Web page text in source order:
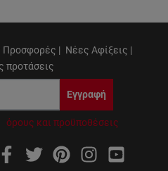
Προσφορές | Νέες Αφίξεις |
προτάσεις
Εγγραφή
όρους και προϋποθέσεις